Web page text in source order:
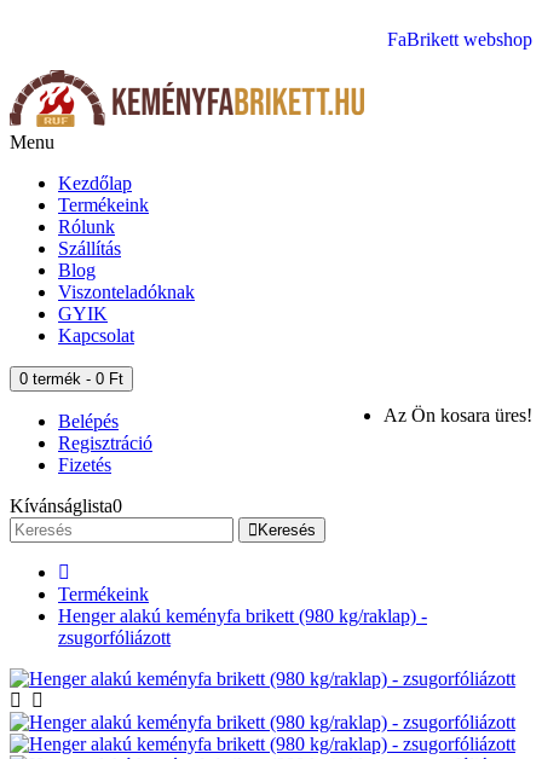
FaBrikett webshop
Menu
Kezdőlap
Termékeink
Rólunk
Szállítás
Blog
Viszonteladóknak
GYIK
Kapcsolat
0 termék - 0 Ft
Az Ön kosara üres!
Belépés
Regisztráció
Fizetés
Kívánságlista0
Keresés
Termékeink
Henger alakú keményfa brikett (980 kg/raklap) -
zsugorfóliázott